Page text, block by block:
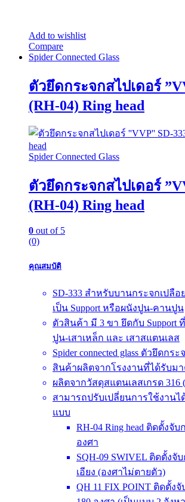
Add to wishlist
Compare
Spider Connected Glass
ตัวยึดกระจกสไปเดอร์
(RH-04) Ring head
Spider Connected Glass
ตัวยึดกระจกสไปเดอร์
(RH-04) Ring head
0 out of 5
(0)
คุณสมบัติ
SD-333 สำหรับบานกระจกเปลื
เป็น Support หรือผนังปูน-คานปูน
ตัวสินค้า มี 3 ขา ยึดกับ Support
ปูน-เสาเหล็ก และ เสาสแตนเลส
Spider connected glass ตัวยึดกร
สินค้าผลิตจากโรงงานที่ได้รับมา
ผลิตจากวัสดุสแตนเลสเกรด 316
สามารถปรับเปลี่ยนการใช้งาน
แบบ
RH-04 Ring head ติดตั้งจั
องศา
SQH-09 SWIVEL ติดตั้ง
เอียง (องศาไม่ตายตัว)
QH 11 FIX POINT ติดตั้ง